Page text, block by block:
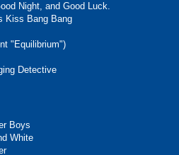
Night, and Good Luck.
Kiss Bang Bang
"Equilibrium")
Detective
Boys
White